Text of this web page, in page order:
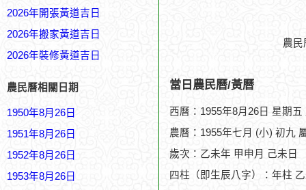
2026年開張黃道吉日
2026年搬家黃道吉日
2026年裝修黃道吉日
農民曆相關日期
1950年8月26日
1951年8月26日
1952年8月26日
1953年8月26日
農
當日農民曆/黃曆
西曆：1955年8月26日 星期五
農曆：1955年七月 (小) 初九
歲次：乙未年 甲申月 己未日
四柱（即生辰八字）：年柱